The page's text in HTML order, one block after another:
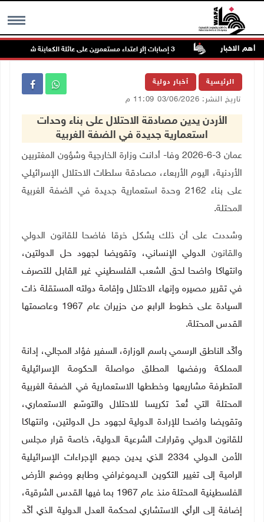
MENU أهم الاخبار
ترمسعيا
الرئيسية أخبار دولية
تاريخ النشر: 03/06/2026 11:09 م
الأردن يدين مصادقة الاحتلال على بناء وحدات
استعمارية جديدة في الضفة الغربية
عمان 3-6-2026 وفا- أدانت وزارة الخارجية وشؤون المغتربين
الأردنية، اليوم الأربعاء، مصادقة سلطات الاحتلال الإسرائيلي
على بناء 2162 وحدة استعمارية جديدة في الضفة الغربية
المحتلة.
وشددت على أن ذلك يشكل خرقا فاضحا للقانون الدولي
والقانون الدولي الإنساني، وتقويضا لجهود حل الدولتين،
وانتهاكا واضحا لحق الشعب الفلسطيني غير القابل للتصرف
في تقرير مصيره وإنهاء الاحتلال وإقامة دولته المستقلة ذات
السيادة على خطوط الرابع من حزيران عام 1967 وعاصمتها
القدس المحتلة.
وأكّد الناطق الرسمي باسم الوزارة، السفير فؤاد المجالي، إدانة
المملكة ورفضها المطلق مواصلة الحكومة الإسرائيلية
المتطرفة مشاريعها وخططها الاستعمارية في الضفة الغربية
المحتلة التي تُعدّ تكريسا للاحتلال والتوسّع الاستعماري،
وتقويضا واضحا للإرادة الدولية لجهود حل الدولتين، وانتهاكا
للقانون الدولي وقرارات الشرعية الدولية، خاصة قرار مجلس
الأمن الدولي 2334 الذي يدين جميع الإجراءات الإسرائيلية
الرامية إلى تغيير التكوين الديموغرافي وطابع ووضع الأرض
الفلسطينية المحتلة منذ عام 1967 بما فيها القدس الشرقية،
إضافة إلى الرأي الاستشاري لمحكمة العدل الدولية الذي أكّد